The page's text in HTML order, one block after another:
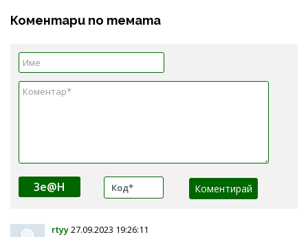
Коментари по темата
3e@H
rtyy27.09.2023 19:26:11